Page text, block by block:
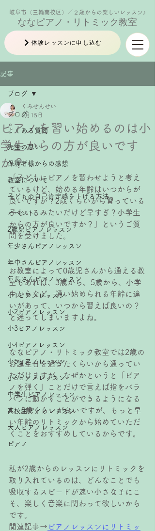
ななピアノ・リトミック教室
岐阜市（三輪南校区）／２歳からの楽しいレッスン♪
体験レッスンに申し込む
記事
ブログ
よくある質問
先生の思い
保護者様からの感想
教室について
子どもの自己肯定感を上げる方法
イベント
2歳児ピアノレッスン
年少さんピアノレッスン
年中さんピアノレッスン
年長さんピアノレッスン
小1ピアノレッスン
小2ピアノレッスン
小3ピアノレッスン
小4ピアノレッスン
小5ピアノレッスン
小6ピアノレッスン
中学生ピアノレッスン
高校生ピアノレッスン
大人ピアノレッスン
ピアノ
ブログ
ピアノを習い始めるのは小
学生からの方が良いです
か？
くみせんせい
6月15日
「子どもにピアノを習わせようと考え
ているけど、始める年齢はいつからが
良いですか？2歳くらいから習っている
子もいるみたいだけど早すぎ？小学生
からの方が良いですか？」というご質
問を受けました。
お教室によって0歳児さんから通える教
室もあれば、3歳から、5歳から、小学
生からなど、通い始められる年齢に違
いがあって、いつから習えば良いの？
と迷ってしまいますよね。
ななピアノ・リトミック教室では2歳の
お誕生日を過ぎたくらいから通ってい
ただけますが、なぜかというと
「ピア
ノを弾く」ことだけで言えば指をバラ
バラに動かすことができるようになる
4、5歳くらいが良いですが、もっと早
い年齢のリトミックから始めていただ
くことをおすすめしているからです。
私が2歳からのレッスンにリトミックを
取り入れているのは、どんなことでも
吸収するスピードが速い小さな子にこ
そ、楽しく音楽に関わって欲しいから
です。
関連記事→ ピアノレッスンにリトミッ